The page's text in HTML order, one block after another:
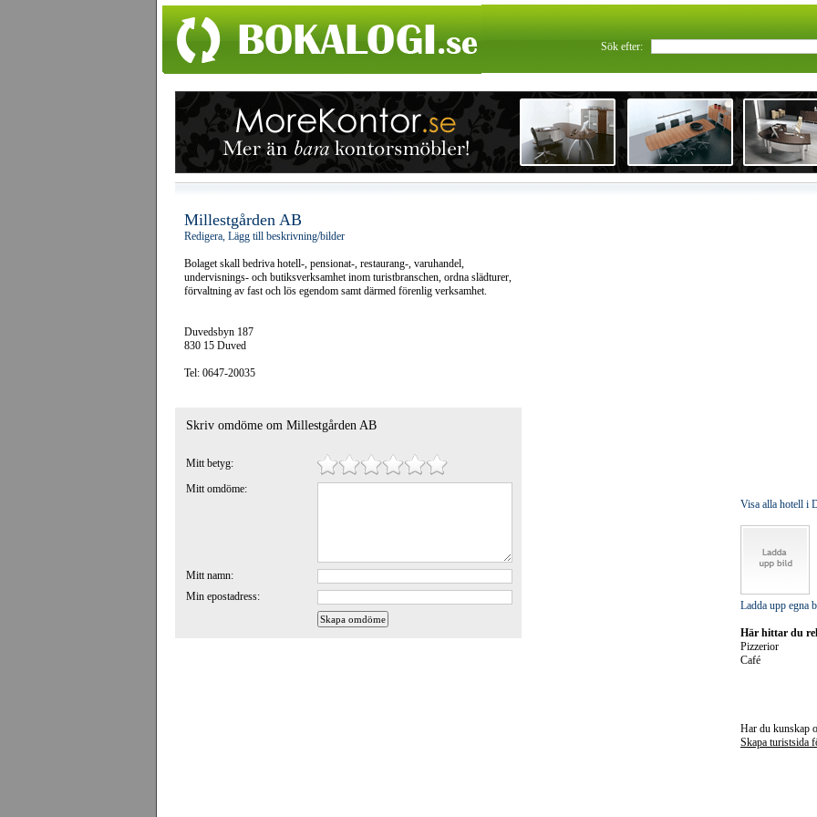
Sök efter:
Millestgården AB
Redigera, Lägg till beskrivning/bilder
Bolaget skall bedriva hotell-, pensionat-, restaurang-, varuhandel,
undervisnings- och butiksverksamhet inom turistbranschen, ordna slädturer,
förvaltning av fast och lös egendom samt därmed förenlig verksamhet.
Duvedsbyn 187
830 15 Duved
Tel: 0647-20035
Skriv omdöme om Millestgården AB
Mitt betyg:
Mitt omdöme:
Mitt namn:
Min epostadress:
Visa alla hotell i
Ladda upp egna
Här hittar du
Pizzerior
Café
Har du kunskap
Skapa turistsida